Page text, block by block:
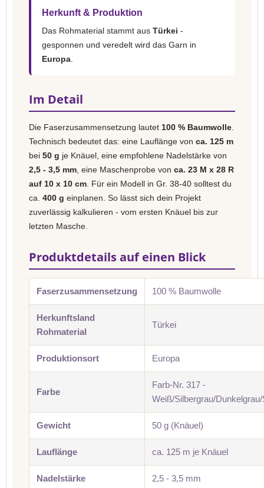
Herkunft & Produktion
Das Rohmaterial stammt aus Türkei -
gesponnen und veredelt wird das Garn in
Europa
Im Detail
Die Faserzusammensetzung lautet 100 % Baumwolle
Technisch bedeutet das: eine Lauflänge von ca. 125 m
bei 50 g je Knäuel, eine empfohlene Nadelstärke von
2,5 - 3,5 mm , eine Maschenprobe von ca. 23 M x 28 R
auf 10 x 10 cm . Für ein Modell in Gr. 38-40 solltest du
ca. 400 g einplanen. So lässt sich dein Projekt
zuverlässig kalkulieren - vom ersten Knäuel bis zur
letzten Masche.
Produktdetails auf einen Blick
Faserzusammensetzung 100 % Baumwolle
Herkunftsland
Rohmaterial
Türkei
Produktionsort Europa
Farbe
Farb-Nr. 317 -
Weiß/Silbergrau/
Gewicht 50 g (Knäuel)
Lauflänge ca. 125 m je Knäuel
Nadelstärke 2,5 - 3,5 mm